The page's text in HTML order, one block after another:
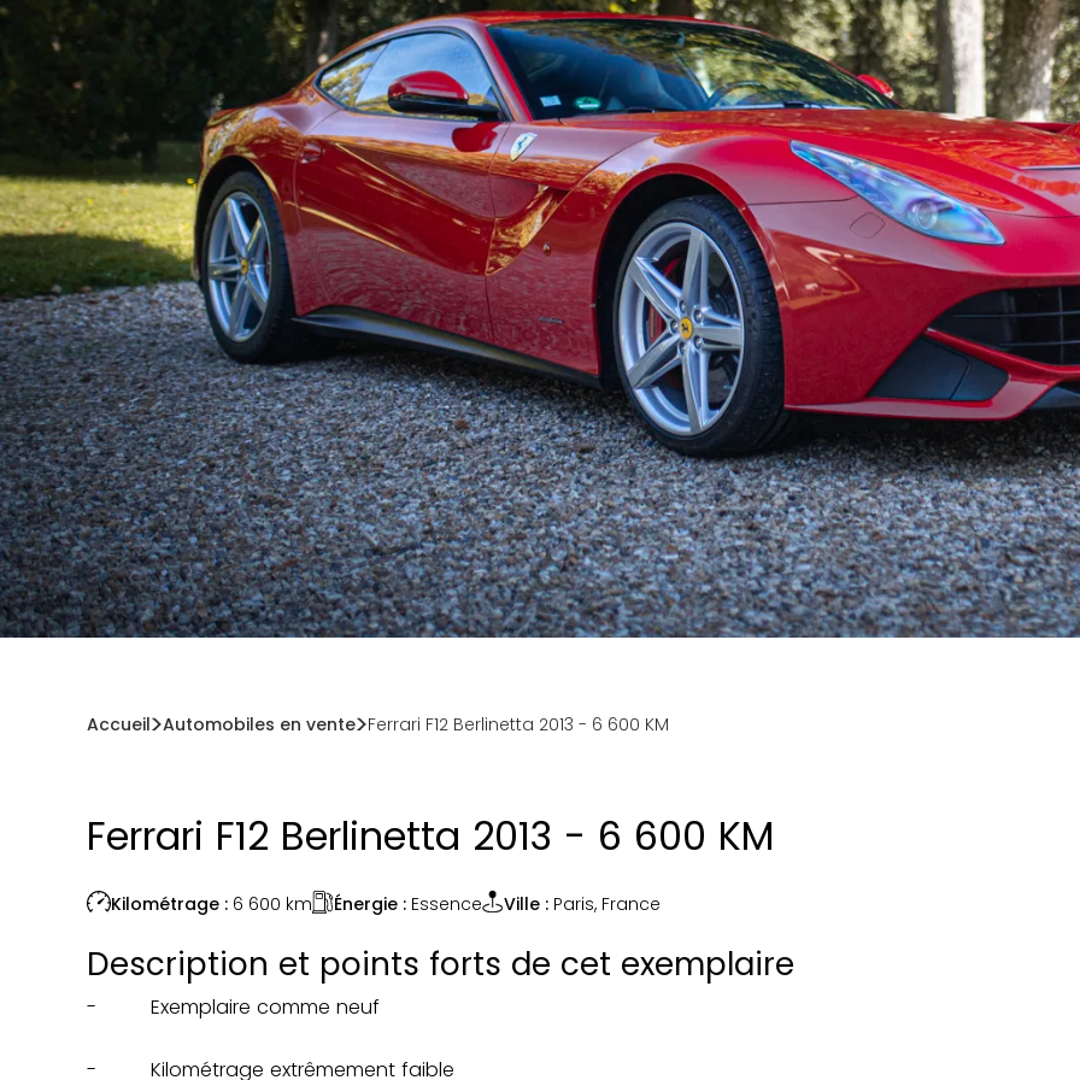
Accueil Automobiles en vente Ferrari F12 Berlinetta 2013 - 6 600 KM
Ferrari F12 Berlinetta 2013 - 6 600 KM
Kilométrage : 6 600 km Énergie : Essence Ville : Paris, France
Description et points forts de cet exemplaire
- Exemplaire comme neuf
- Kilométrage extrêmement faible